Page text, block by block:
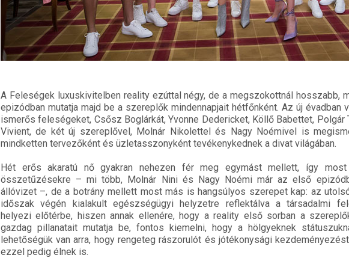
A Feleségek luxuskivitelben reality ezúttal négy, de a megszokottnál hosszabb,
epizódban mutatja majd be a szereplők mindennapjait hétfőnként. Az új évadban
ismerős feleségeket, Csősz Boglárkát, Yvonne Dedericket, Köllő Babettet, Polgár
Vivient, de két új szereplővel, Molnár Nikolettel és Nagy Noémivel is
mindketten tervezőként és üzletasszonyként tevékenykednek a divat világában.
Hét erős akaratú nő gyakran nehezen fér meg egymást mellett, így
összetűzésekre – mi több, Molnár Nini és Nagy Noémi már az első
állóvizet –, de a botrány mellett most más is hangsúlyos szerepet kap: az
időszak végén kialakult egészségügyi helyzetre reflektálva a társadalmi
helyezi előtérbe, hiszen annak ellenére, hogy a reality első sorban a
gazdag pillanatait mutatja be, fontos kiemelni, hogy a hölgyeknek
lehetőségük van arra, hogy rengeteg rászorulót és jótékonysági
ezzel pedig élnek is.